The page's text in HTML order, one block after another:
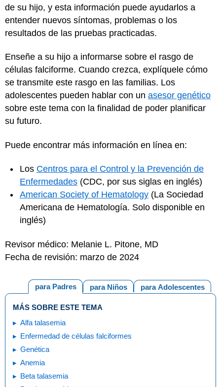
de su hijo, y esta información puede ayudarlos a
entender nuevos síntomas, problemas o los
resultados de las pruebas practicadas.
Enseñe a su hijo a informarse sobre el rasgo de
células falciforme. Cuando crezca, explíquele cómo
se transmite este rasgo en las familias. Los
adolescentes pueden hablar con un asesor genético
sobre este tema con la finalidad de poder planificar
su futuro.
Puede encontrar más información en línea en:
Los Centros para el Control y la Prevención de
Enfermedades (CDC, por sus siglas en inglés)
American Society of Hematology (La Sociedad
Americana de Hematología. Solo disponible en
inglés)
Revisor médico: Melanie L. Pitone, MD
Fecha de revisión: marzo de 2024
para Adolescentes
para Niños
para Padres
MÁS SOBRE ESTE TEMA
Alfa talasemia
Enfermedad de células falciformes
Genética
Anemia
Beta talasemia